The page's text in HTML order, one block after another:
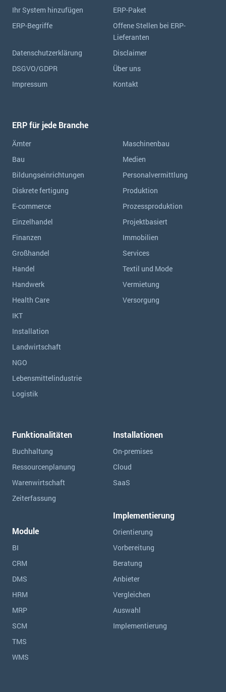
Ihr System hinzufügen
ERP-Paket
ERP-Begriffe
Offene Stellen bei ERP-
Lieferanten
Datenschutzerklärung
Disclaimer
DSGVO/GDPR
Über uns
Impressum
Kontakt
ERP für jede Branche
Ämter
Bau
Bildungseinrichtungen
Diskrete fertigung
E-commerce
Einzelhandel
Finanzen
Großhandel
Handel
Handwerk
Health Care
IKT
Installation
Landwirtschaft
NGO
Lebensmittelindustrie
Logistik
Maschinenbau
Medien
Personalvermittlung
Produktion
Prozessproduktion
Projektbasiert
Immobilien
Services
Textil und Mode
Vermietung
Versorgung
Funktionalitäten
Buchhaltung
Ressourcen­planung
Warenwirtschaft
Zeiterfassung
Module
BI
CRM
DMS
HRM
MRP
SCM
TMS
WMS
Installationen
On-premises
Cloud
SaaS
Implementierung
Orientierung
Vorbereitung
Beratung
Anbieter
Vergleichen
Auswahl
Implementierung